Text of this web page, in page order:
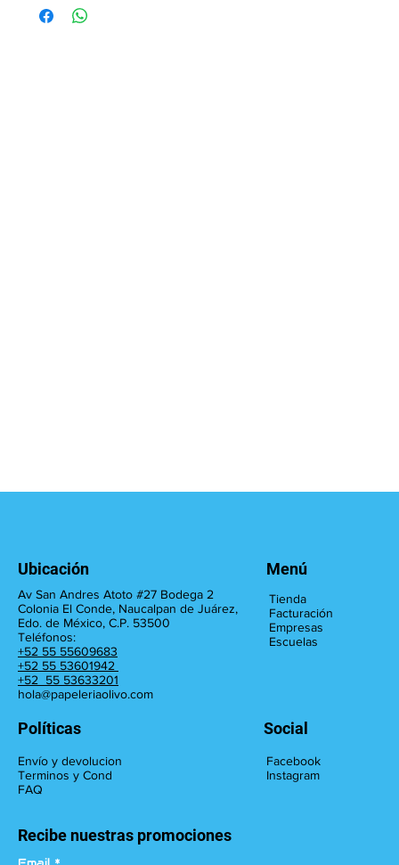
Av San Andres Atoto #27 Bodega 2
Colonia El Conde, Naucalpan de Juárez,
Edo. de México, C.P. 53500
Teléfonos:
+52 55 55609683
+52 55 53601942
+52 55 53633201
hola@papeleriaolivo.com
Ubicación
Envío y devolucion
Terminos y Cond
FAQ
Políticas
Recibe nuestras promociones
Facebook
Instagram
Social
Tienda
Facturación
Empresas
Escuelas
Menú